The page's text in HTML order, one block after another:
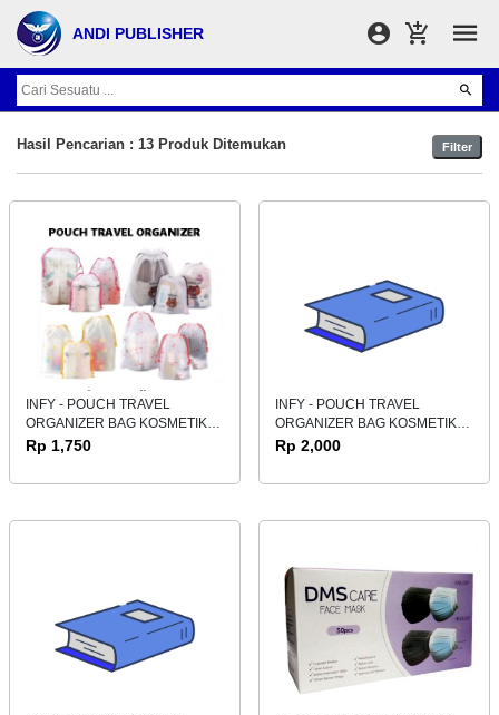
ANDI PUBLISHER
Filter
Hasil Pencarian : 13 Produk Ditemukan
INFY - POUCH TRAVEL
ORGANIZER BAG KOSMETIK
ANTI AIR POUCH WANITA
Rp 1,750
INFY - POUCH TRAVEL
ORGANIZER BAG KOSMETIK
ANTI AIR POUCH WANITA
Rp 2,000